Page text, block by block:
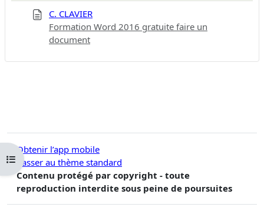
Ouvrir l’index du cours
C. CLAVIER
Formation Word 2016 gratuite faire un
document
Obtenir l’app mobile
Passer au thème standard
Contenu protégé par copyright - toute
reproduction interdite sous peine de poursuites